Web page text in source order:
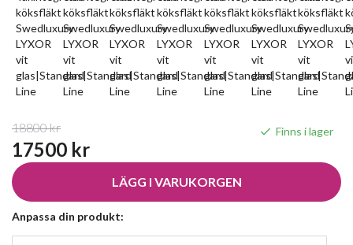
17500 kr
18800 kr Finns i lager
Anpassa din produkt:
LÄGG I VARUKORGEN